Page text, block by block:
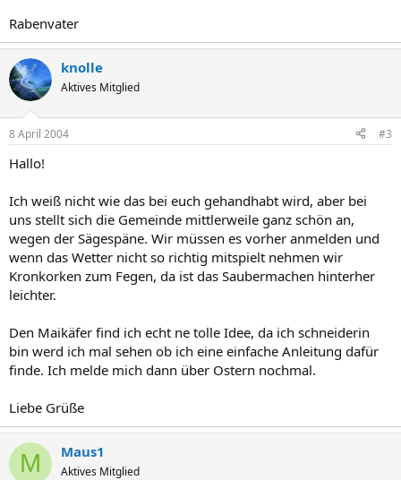
Rabenvater
knolle
Aktives Mitglied
8 April 2004 #3
Hallo!
Ich weiß nicht wie das bei euch gehandhabt wird, aber bei
uns stellt sich die Gemeinde mittlerweile ganz schön an,
wegen der Sägespäne. Wir müssen es vorher anmelden und
wenn das Wetter nicht so richtig mitspielt nehmen wir
Kronkorken zum Fegen, da ist das Saubermachen hinterher
leichter.
Den Maikäfer find ich echt ne tolle Idee, da ich schneiderin
bin werd ich mal sehen ob ich eine einfache Anleitung dafür
finde. Ich melde mich dann über Ostern nochmal.
Liebe Grüße
M Maus1
Aktives Mitglied